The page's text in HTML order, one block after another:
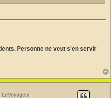
Personne ne veut s'en servir
LeVoyageur